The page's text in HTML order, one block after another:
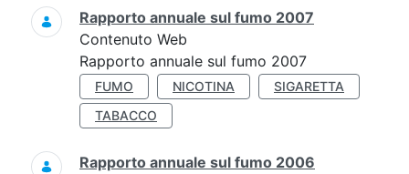
Rapporto annuale sul fumo 2007
Contenuto Web
Rapporto annuale sul fumo 2007
FUMO NICOTINA
SIGARETTA
TABACCO
Rapporto annuale sul fumo 2006